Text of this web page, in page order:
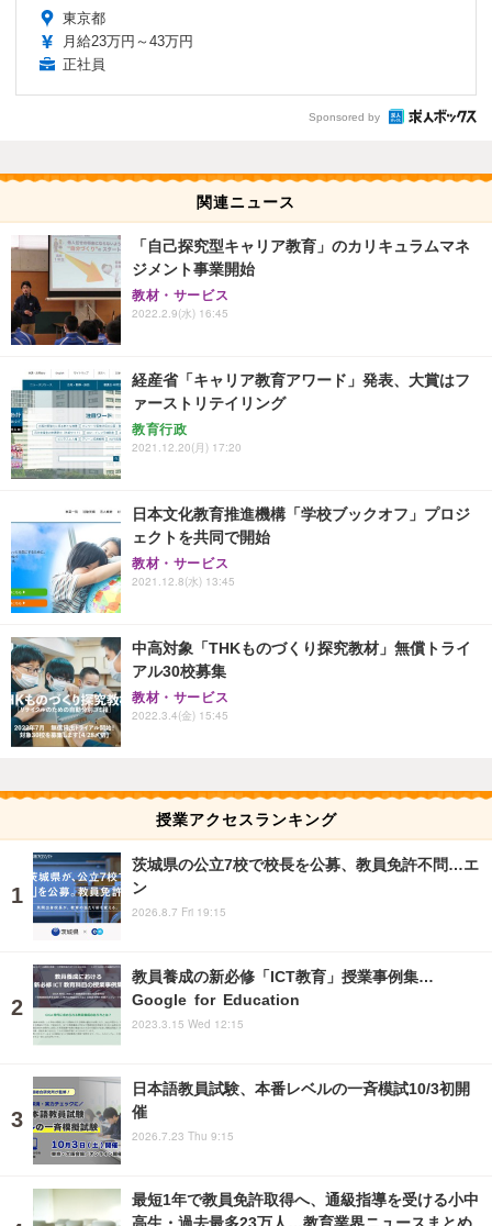
東京都
月給23万円～43万円
正社員
Sponsored by
関連ニュース
「自己探究型キャリア教育」のカリキュラムマネ
ジメント事業開始
教材・サービス
2022.2.9(水) 16:45
経産省「キャリア教育アワード」発表、大賞はフ
ァーストリテイリング
教育行政
2021.12.20(月) 17:20
日本文化教育推進機構「学校ブックオフ」プロジ
ェクトを共同で開始
教材・サービス
2021.12.8(水) 13:45
中高対象「THKものづくり探究教材」無償トライ
アル30校募集
教材・サービス
2022.3.4(金) 15:45
授業アクセスランキング
茨城県の公立7校で校長を公募、教員免許不問…エ
ン
2026.8.7 Fri 19:15
教員養成の新必修「ICT教育」授業事例集…
Google for Education
2023.3.15 Wed 12:15
日本語教員試験、本番レベルの一斉模試10/3初開
催
2026.7.23 Thu 9:15
最短1年で教員免許取得へ、通級指導を受ける小中